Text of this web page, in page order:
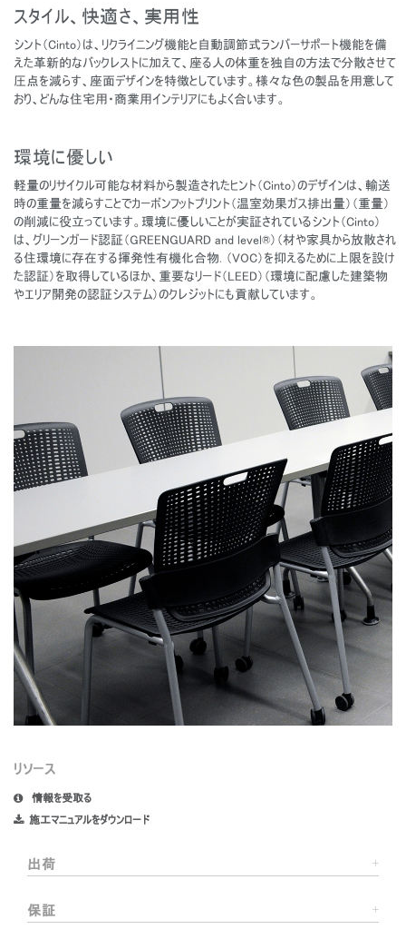
スタイル、快適さ、実用性
シント（Cinto）は、リクライニング機能と自動調節式ランバーサポート機能を備
えた革新的なバックレストに加えて、座る人の体重を独自の方法で分散させて
圧点を減らす、座面デザインを特徴としています。様々な色の製品を用意して
おり、どんな住宅用・商業用インテリアにもよく合います。
環境に優しい
軽量のリサイクル可能な材料から製造されたヒント（Cinto）のデザインは、輸送
時の重量を減らすことでカーボンフットプリント（温室効果ガス排出量）（重量）
の削減に役立っています。環境に優しいことが実証されているシント（Cinto）
は、グリーンガード認証（GREENGUARD and level®）（材や家具から放散され
る住環境に存在する揮発性有機化合物. （VOC）を抑えるために上限を設け
た認証）を取得しているほか、重要なリード（LEED）（環境に配慮した建築物
やエリア開発の認証システム）のクレジットにも貢献しています。
リソース
情報を受取る
施工マニュアルをダウンロード
出荷
保証